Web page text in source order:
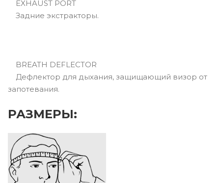
EXHAUST PORT
Задние экстракторы.
BREATH DEFLECTOR
Дефлектор для дыхания, защищающий визор от
запотевания.
РАЗМЕРЫ: